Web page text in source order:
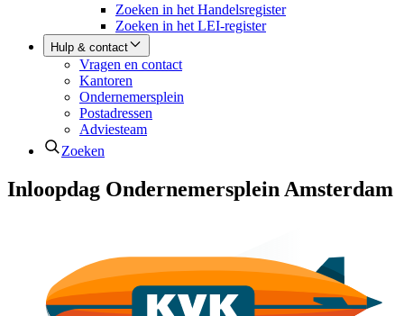
Zoeken in het Handelsregister
Zoeken in het LEI-register
Hulp & contact
Vragen en contact
Kantoren
Ondernemersplein
Postadressen
Adviesteam
Zoeken
Inloopdag Ondernemersplein Amsterdam